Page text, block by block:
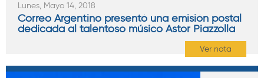
Lunes, Mayo 14, 2018
Correo Argentino presentó una emisión postal
dedicada al talentoso músico Astor Piazzolla
Ver nota